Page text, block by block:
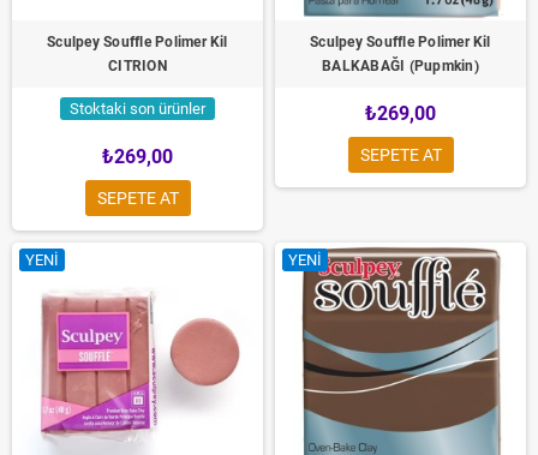
Sculpey Souffle Polimer Kil
CITRION
Stoktaki son ürünler
₺269,00
SEPETE AT
Sculpey Souffle Polimer Kil
BALKABAĞI (Pupmkin)
₺269,00
SEPETE AT
YENI YENI